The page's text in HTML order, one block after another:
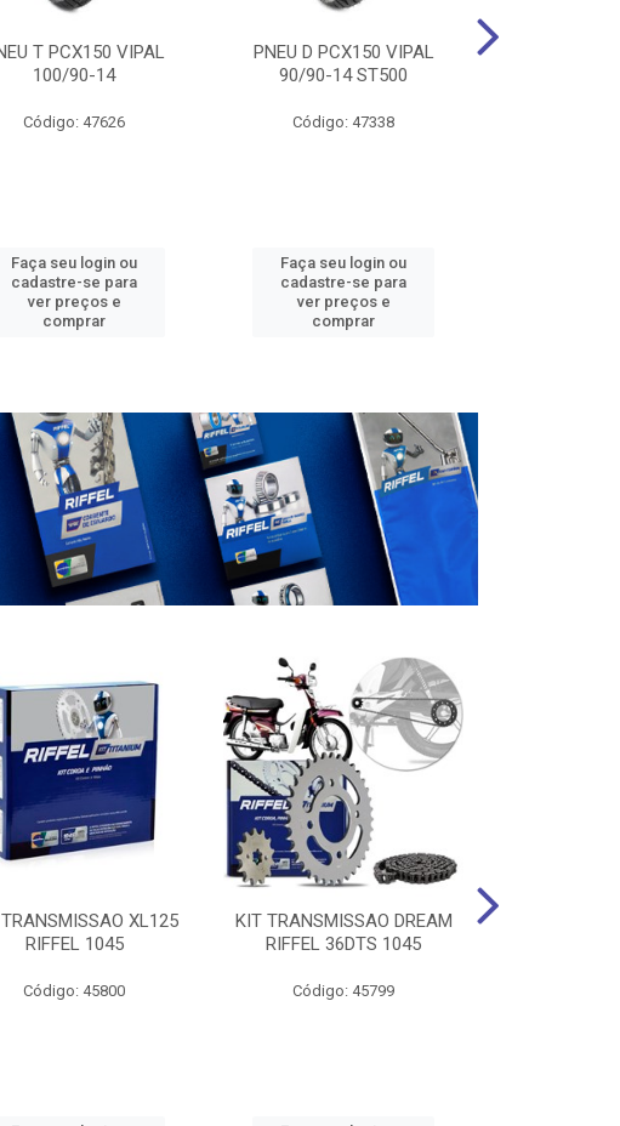
T PCX150 VIPAL
100/90-14
Código: 47626
Faça seu login ou
cadastre-se para
ver preços e
comprar
PNEU D PCX150 VIPAL
90/90-14 ST500
Código: 47338
Faça seu login ou
cadastre-se para
ver preços e
comprar
XL125
RIFFEL 1045
Código: 45800
KIT TRANSMISSAO DREAM
RIFFEL 36DTS 1045
Código: 45799